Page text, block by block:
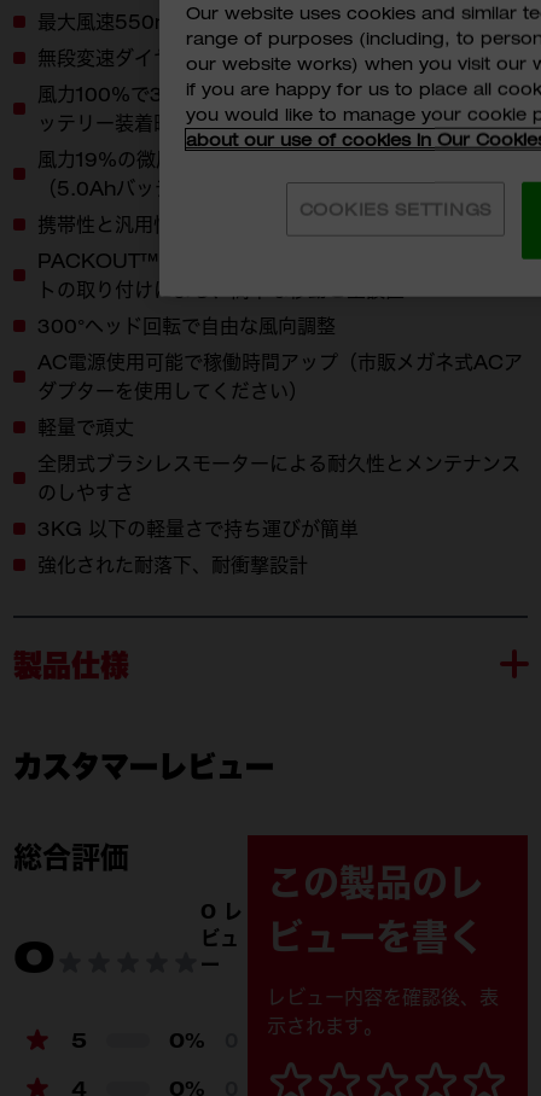
最大風速550m/min、最大風量1444m³/h
無段変速ダイヤルによる優れた風力制御性
風力100%で3時間を超える稼働時間を実現 （5.0Ahバ
ッテリー装着時）
風力19%の微風モードで、 80時間を連続稼働可能
（5.0Ahバッテリー装着時）
携帯性と汎用性で万能
PACKOUT™ツールボックス及びマウンティングプレー
トの取り付けによる、簡単な移動と壁設置
300°ヘッド回転で自由な風向調整
AC電源使用可能で稼働時間アップ（市販メガネ式ACア
ダプターを使用してください）
軽量で頑丈
全閉式ブラシレスモーターによる耐久性とメンテナンス
のしやすさ
3KG 以下の軽量さで持ち運びが簡単
強化された耐落下、耐衝撃設計
製品仕様
付属品
M18 AFG2-0 APJ (1) M18
カスタマーレビュー
総合評価
0
0 レ
ビュ
ー
5 0%
4 0%
この製品のレ
ビューを書く
レビュー内容を確認後、表
示されます。
Our website uses cookies and similar
range of purposes (including, to
our website works) when you visit our
if you are happy for us to place all
you would like to manage your cookie
about our use of cookies in Our
COOKIES SETTINGS